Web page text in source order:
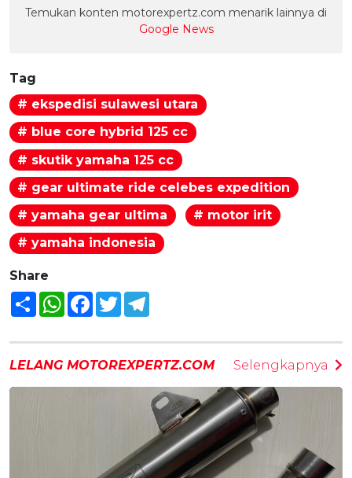
Temukan konten motorexpertz.com menarik lainnya di
Google News
Tag
# ekspedisi sulawesi utara
# blue core hybrid 125 cc
# skutik yamaha 125 cc
# gear ultimate ride celebes expedition
# yamaha gear ultima
# motor irit
# yamaha indonesia
Share
Share WhatsAppFacebook
Twitter
LELANG MOTOREXPERTZ.COM Selengkapnya